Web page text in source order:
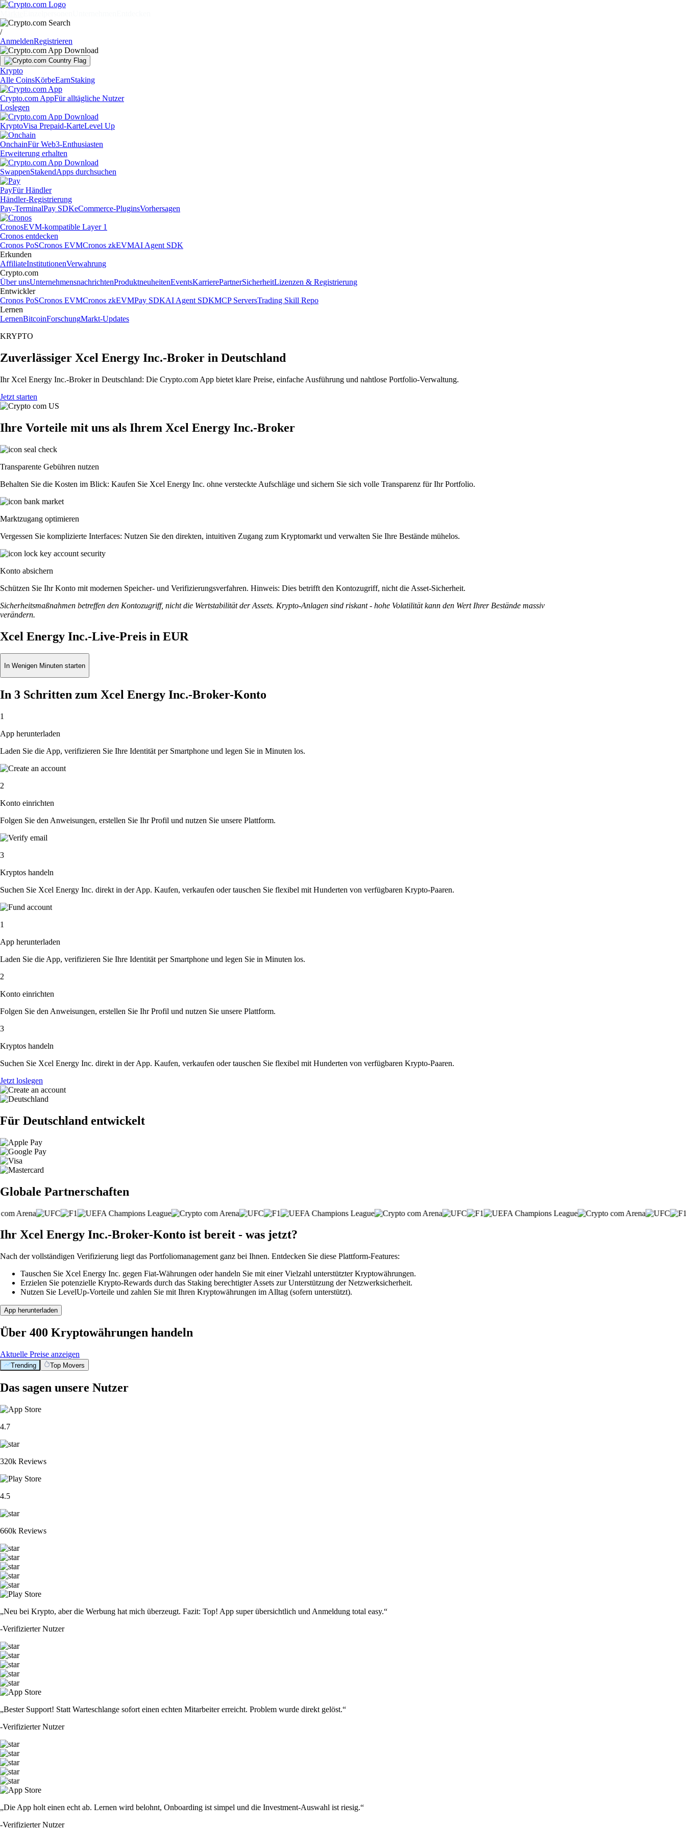
/
AnmeldenRegistrieren
Krypto
Alle CoinsKörbeEarnStaking
Crypto.com AppFür alltägliche Nutzer
Loslegen
KryptoVisa Prepaid-KarteLevel Up
OnchainFür Web3-Enthusiasten
Erweiterung erhalten
SwappenStakendApps durchsuchen
PayFür Händler
Händler-Registrierung
Pay-TerminalPay SDKeCommerce-PluginsVorhersagen
CronosEVM-kompatible Layer 1
Cronos entdecken
Cronos PoSCronos EVMCronos zkEVMAI Agent SDK
Erkunden
AffiliateInstitutionenVerwahrung
Crypto.com
Über unsUnternehmensnachrichtenProduktneuheitenEventsKarrierePartnerSicherheitLizenzen & Registrierung
Entwickler
Cronos PoSCronos EVMCronos zkEVMPay SDKAI Agent SDKMCP ServersTrading Skill Repo
Lernen
LernenBitcoinForschungMarkt-Updates
KRYPTO
Zuverlässiger Xcel Energy Inc.-Broker in Deutschland
Ihr Xcel Energy Inc.-Broker in Deutschland: Die Crypto.com App bietet klare Preise, einfache Ausführung und nahtlose Portfolio-Verwaltung.
Jetzt starten
Ihre Vorteile mit uns als Ihrem Xcel Energy Inc.-Broker
Transparente Gebühren nutzen
Behalten Sie die Kosten im Blick: Kaufen Sie Xcel Energy Inc. ohne versteckte Aufschläge und sichern Sie sich volle Transparenz für Ihr Portfolio.
Marktzugang optimieren
Vergessen Sie komplizierte Interfaces: Nutzen Sie den direkten, intuitiven Zugang zum Kryptomarkt und verwalten Sie Ihre Bestände mühelos.
Konto absichern
Schützen Sie Ihr Konto mit modernen Speicher- und Verifizierungsverfahren. Hinweis: Dies betrifft den Kontozugriff, nicht die Asset-Sicherheit.
Sicherheitsmaßnahmen betreffen den Kontozugriff, nicht die Wertstabilität der Assets. Krypto-Anlagen sind riskant - hohe Volatilität kann den Wert Ihrer Bestände massiv
verändern.
Xcel Energy Inc.-Live-Preis in EUR
In Wenigen Minuten starten
In 3 Schritten zum Xcel Energy Inc.-Broker-Konto
1
App herunterladen
Laden Sie die App, verifizieren Sie Ihre Identität per Smartphone und legen Sie in Minuten los.
2
Konto einrichten
Folgen Sie den Anweisungen, erstellen Sie Ihr Profil und nutzen Sie unsere Plattform.
3
Kryptos handeln
Suchen Sie Xcel Energy Inc. direkt in der App. Kaufen, verkaufen oder tauschen Sie flexibel mit Hunderten von verfügbaren Krypto-Paaren.
1
App herunterladen
Laden Sie die App, verifizieren Sie Ihre Identität per Smartphone und legen Sie in Minuten los.
2
Konto einrichten
Folgen Sie den Anweisungen, erstellen Sie Ihr Profil und nutzen Sie unsere Plattform.
3
Kryptos handeln
Suchen Sie Xcel Energy Inc. direkt in der App. Kaufen, verkaufen oder tauschen Sie flexibel mit Hunderten von verfügbaren Krypto-Paaren.
Jetzt loslegen
Für Deutschland entwickelt
Globale Partnerschaften
Ihr Xcel Energy Inc.-Broker-Konto ist bereit - was jetzt?
Nach der vollständigen Verifizierung liegt das Portfoliomanagement ganz bei Ihnen. Entdecken Sie diese Plattform-Features:
Tauschen Sie Xcel Energy Inc. gegen Fiat-Währungen oder handeln Sie mit einer Vielzahl unterstützter Kryptowährungen.
Erzielen Sie potenzielle Krypto-Rewards durch das Staking berechtigter Assets zur Unterstützung der Netzwerksicherheit.
Nutzen Sie LevelUp-Vorteile und zahlen Sie mit Ihren Kryptowährungen im Alltag (sofern unterstützt).
App herunterladen
Über 400 Kryptowährungen handeln
Aktuelle Preise anzeigen
Trending Top Movers
Das sagen unsere Nutzer
4.7
320k Reviews
4.5
660k Reviews
„Neu bei Krypto, aber die Werbung hat mich überzeugt. Fazit: Top! App super übersichtlich und Anmeldung total easy.“
-Verifizierter Nutzer
„Bester Support! Statt Warteschlange sofort einen echten Mitarbeiter erreicht. Problem wurde direkt gelöst.“
-Verifizierter Nutzer
„Die App holt einen echt ab. Lernen wird belohnt, Onboarding ist simpel und die Investment-Auswahl ist riesig.“
-Verifizierter Nutzer